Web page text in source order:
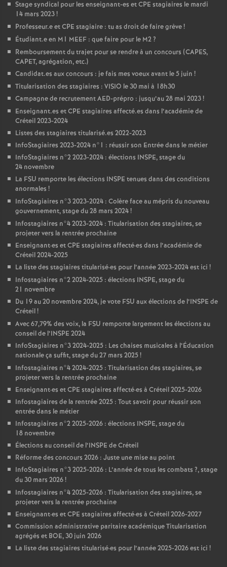
Stage syndical pour les enseignant-es etCPE stagiaires le mardi
14 mars 2023!
Professeur.e etCPE stagiaire : tu as droit de faire grève!
Étudiant.e en M1 MEEF : que faire pour le M2?
Remboursement du trajet pour se rendre à un concours (CAPES,
CAPET, agrégation, etc.)
Candidat.es aux concours : je fais mes voeux avant le 5 juin !
Titularisation des stagiaires : VISIO le 30 mai à 18h30
Campagne de recrutementAED-prépro : jusqu’au 28 mai 2023!
Enseignant.es etCPE stagiaires affecté.es dans l’académie de
Créteil 2023-2024
Listes des stagiaires titularisé.es 2022-2023
InfoStagiaires 2023-2024 n°1 : réussir son Entrée dans le métier
InfoStagiaires n°2 2023-2024 : élections INSPE, stage du
24 novembre
La FSU remporte les élections INSPE tenues dans des conditions
anormales !
InfoStagiaires n°3 2023-2024 : Colère face au mépris du nouveau
gouvernement, stage du 28 mars 2024!
Infostagiaires n°4 2023-2024 : Titularisation des stagiaires, se
projeter vers la rentrée prochaine
Enseignant·es etCPE stagiaires affecté·es dans l’académie de
Créteil 2024-2025
La liste des stagiaires titularisé·es pour l’année 2023-2024 est ici !
Infostagiaires n°2 2024-2025 : élections INSPE, stage du
21 novembre
Du 19 au 20 novembre 2024, je vote FSU aux élections de l’INSPE de
Créteil!
Avec 67,79% des voix, la FSU remporte largement les élections au
conseil de l’INSPE 2024
InfoStagiaires n°3 2024-2025 : Les chaises musicales à l’Éducation
nationale ça suffit, stage du 27 mars 2025!
Infostagiaires n°4 2024-2025 : Titularisation des stagiaires, se
projeter vers la rentrée prochaine
Enseignant·es etCPE stagiaires affecté·es à Créteil 2025-2026
Infostagiaires de la rentrée 2025 : Tout savoir pour réussir son
entrée dans le métier
Infostagiaires n°2 2025-2026 : élections INSPE, stage du
18 novembre
Élections au conseil de l’INSPE de Créteil
Réforme des concours 2026 : Juste une mise au point
InfoStagiaires n°3 2025-2026 : L’année de tous les combats ?, stage
du 30 mars 2026!
Infostagiaires n°4 2025-2026 : Titularisation des stagiaires, se
projeter vers la rentrée prochaine
Enseignant·es etCPE stagiaires affecté·es à Créteil 2026-2027
Commission administrative paritaire académique Titularisation
agrégés et BOE, 30 juin 2026
La liste des stagiaires titularisé·es pour l’année 2025-2026 est ici !